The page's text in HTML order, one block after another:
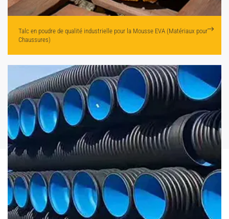
Talc en poudre de qualité industrielle pour la Mousse EVA (Matériaux pour
Chaussures)